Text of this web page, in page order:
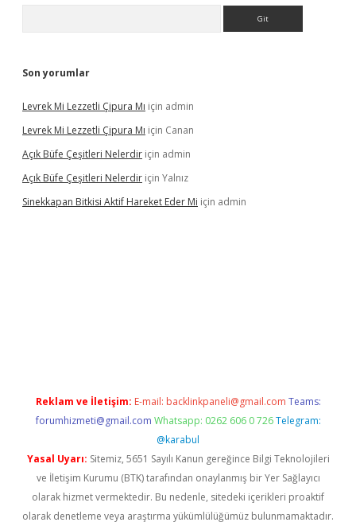
Son yorumlar
Levrek Mi Lezzetli Çipura Mı için admin
Levrek Mi Lezzetli Çipura Mı için Canan
Açık Büfe Çeşitleri Nelerdir için admin
Açık Büfe Çeşitleri Nelerdir için Yalnız
Sinekkapan Bitkisi Aktif Hareket Eder Mi için admin
Reklam ve İletişim: E-mail: backlinkpaneli@gmail.com Teams:
forumhizmeti@gmail.com Whatsapp: 0262 606 0 726 Telegram:
@karabul
Yasal Uyarı: Sitemiz, 5651 Sayılı Kanun gereğince Bilgi Teknolojileri
ve İletişim Kurumu (BTK) tarafından onaylanmış bir Yer Sağlayıcı
olarak hizmet vermektedir. Bu nedenle, sitedeki içerikleri proaktif
olarak denetleme veya araştırma yükümlülüğümüz bulunmamaktadır.